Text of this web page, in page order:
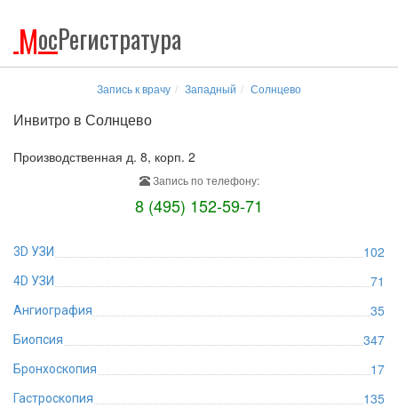
МосРегистратура
Запись к врачу Западный Солнцево
Инвитро в Солнцево
Производственная д. 8, корп. 2
Запись по телефону:
8 (495) 152-59-71
3D УЗИ 102
4D УЗИ 71
Ангиография 35
Биопсия 347
Бронхоскопия 17
Гастроскопия 135